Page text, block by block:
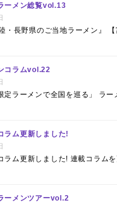
ーメン総覧vol.13
・長野県のご当地ラーメン』 【
コラムvol.22
定ラーメンで全国を巡る」 ラー
ラム更新しました!
ラム更新しました! 連載コラム
ーメンツアーvol.2